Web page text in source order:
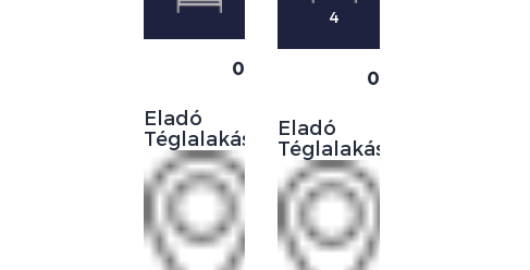
0
Eladó
Téglalakás
4
0
Eladó
Téglalakás